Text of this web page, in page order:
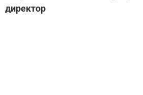
директор